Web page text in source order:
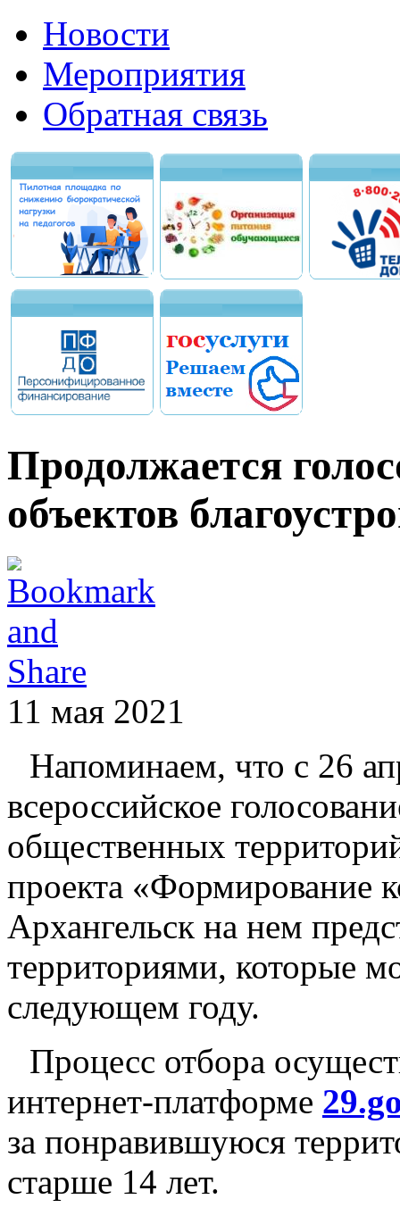
Новости
Мероприятия
Обратная связь
Продолжается
объектов
11 мая 2021
Напоминаем, что с 26
всероссийское
общественных
проекта «Формирование
Архангельск на нем
территориями, которые
следующем году.
Процесс отбора
интернет-платформе
за понравившуюся
старше 14 лет.